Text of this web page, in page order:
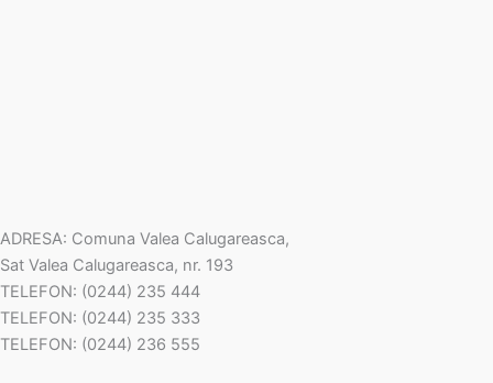
ADRESA: Comuna Valea Calugareasca,
Sat Valea Calugareasca, nr. 193
TELEFON: (0244) 235 444
TELEFON: (0244) 235 333
TELEFON: (0244) 236 555